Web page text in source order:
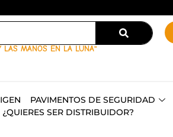
MANOS EN LA LUNA"
PAVIMENTOS DE SEGURIDAD
¿QUIERES SER DISTRIBUIDOR?